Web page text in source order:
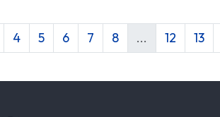
4 5 6 7 8 ... 12 13